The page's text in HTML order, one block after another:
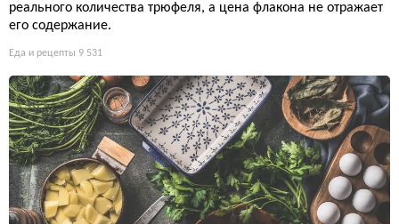
реального количества трюфеля, а цена флакона не отражает
его содержание.
Еда и рецепты 9 531